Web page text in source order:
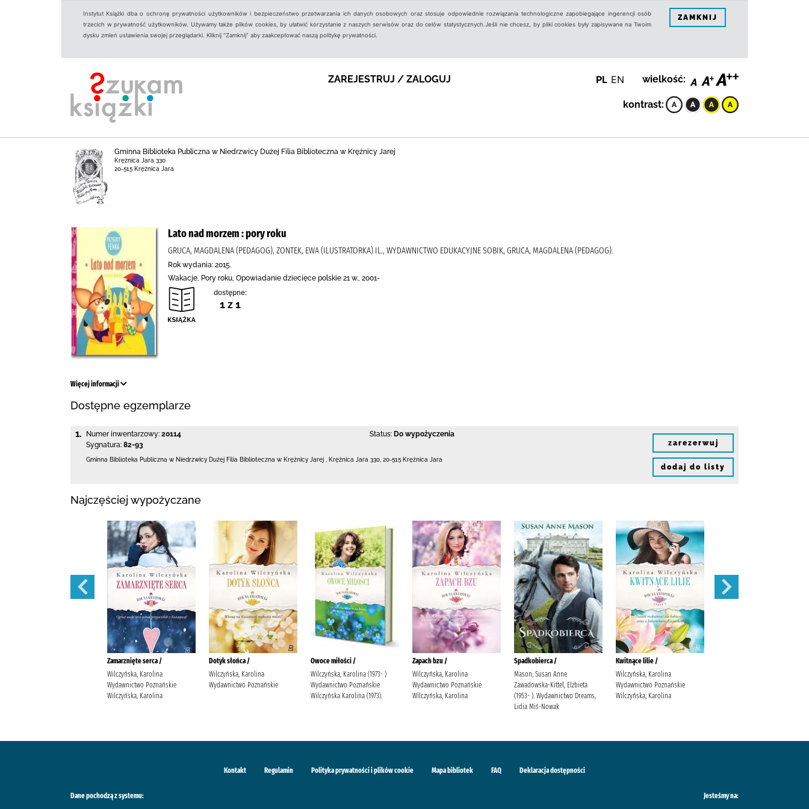
Instytut Książki dba o ochronę prywatności użytkowników i bezpieczeństwo przetwarzania ich danych osobowych oraz stosuje odpowiednie rozwiązania technologiczne zapobiegające ingerencji osób
trzecich w prywatność użytkowników. Używamy także plików cookies, by ułatwić korzystanie z naszych serwisów oraz do celów statystycznych.Jeśli nie chcesz, by pliki cookies były zapisywane na Twoim
dysku zmień ustawienia swojej przeglądarki. Kliknij "Zamknij" aby zaakceptować naszą politykę prywatności.
ZAMKNIJ
ZAREJESTRUJ / ZALOGUJ PL EN wielkość:
kontrast:
Gminna Biblioteka Publiczna w Niedrzwicy Dużej Filia Biblioteczna w Krężnicy Jarej
Krężnica Jara 330
20-515 Krężnica Jara
Lato nad morzem : pory roku
GRUCA, MAGDALENA (PEDAGOG), ZONTEK, EWA (ILUSTRATORKA) IL., WYDAWNICTWO EDUKACYJNE SOBIK, GRUCA, MAGDALENA (PEDAGOG).
Rok wydania: 2015.
Wakacje, Pory roku, Opowiadanie dziecięce polskie 21 w., 2001-
dostępne:
1 z 1
Więcej informacji
Dostępne egzemplarze
1. Numer inwentarzowy: 20114
Sygnatura: 82-93
Status: Do wypożyczenia
Gminna Biblioteka Publiczna w Niedrzwicy Dużej Filia Biblioteczna w Krężnicy Jarej Krężnica Jara 330 20-515 Krężnica Jara
zarezerwuj
dodaj do listy
Najczęściej wypożyczane
Zamarznięte serca /
Wilczyńska, Karolina
Wydawnictwo Poznańskie
Wilczyńska, Karolina
Dotyk słońca /
Wilczyńska, Karolina
Wydawnictwo Poznańskie
Owoce miłości /
Wilczyńska, Karolina (1973- )
Wydawnictwo Poznańskie
Wilczyńska Karolina (1973).
Zapach bzu /
Wilczyńska, Karolina
Wydawnictwo Poznańskie
Wilczyńska, Karolina
Spadkobierca /
Mason, Susan Anne
Zawadowska-Kittel, Elżbieta
(1953- ). Wydawnictwo Dreams,
Lidia Miś-Nowak
Kwitnące lilie /
Wilczyńska, Karolina
Wydawnictwo Poznańskie
Wilczyńska, Karolina
Kontakt Regulamin Polityka prywatności i plików cookie Mapa bibliotek FAQ Deklaracja dostępności
Dane pochodzą z systemu: Jesteśmy na: